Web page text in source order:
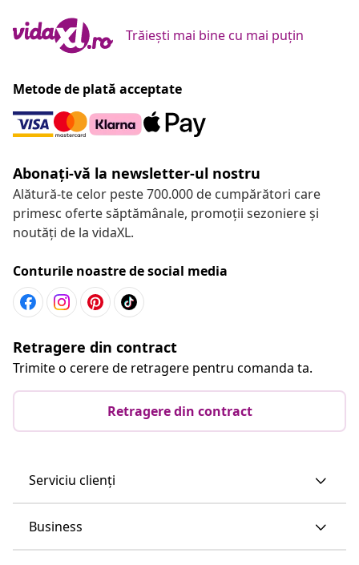
Trăiești mai bine cu mai puțin
Metode de plată acceptate
Abonați-vă la newsletter-ul nostru
Alătură-te celor peste 700.000 de cumpărători care
primesc oferte săptămânale, promoții sezoniere și
noutăți de la vidaXL.
Conturile noastre de social media
Retragere din contract
Trimite o cerere de retragere pentru comanda ta.
Retragere din contract
Serviciu clienți
Business